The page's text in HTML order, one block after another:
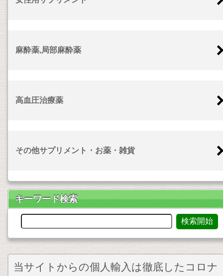
麻酔薬,局部麻酔薬
高血圧治療薬
その他サプリメント・お薬・雑貨
キーワード検索
当サイトからの個人輸入は徹底したコロナ